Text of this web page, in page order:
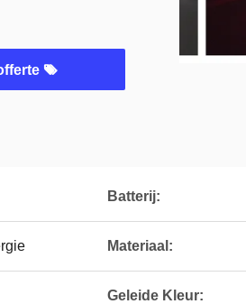
Batterij:
Materiaal:
Geleide Kleur: